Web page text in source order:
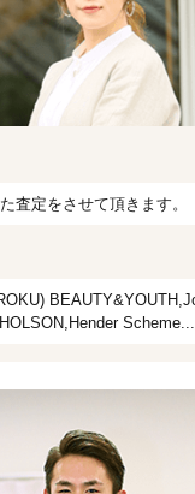
査定をさせて頂きます。